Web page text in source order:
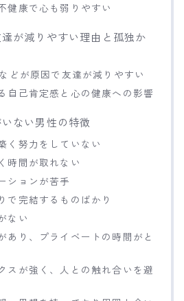
健康で心も弱りやすい
が減りやすい理由と孤独か
どが原因で友達が減りやすい
自己肯定感と心の健康への影響
ない男性の特徴
く努力をしていない
時間が取れない
ションが苦手
で完結するものばかり
ない
あり、プライベートの時間がと
スが強く、人との触れ合いを避